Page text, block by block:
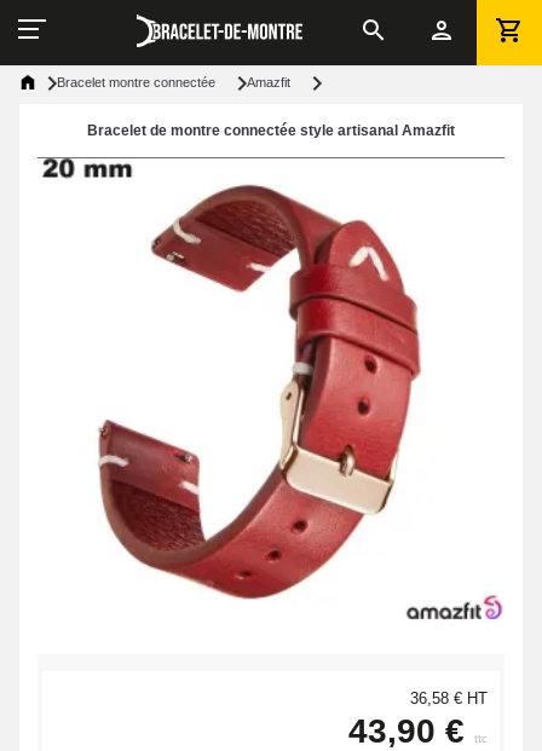
Bracelet montre connectée Amazfit
Bracelet de montre connectée style artisanal Amazfit
36,58 € HT
43,90 € ttc